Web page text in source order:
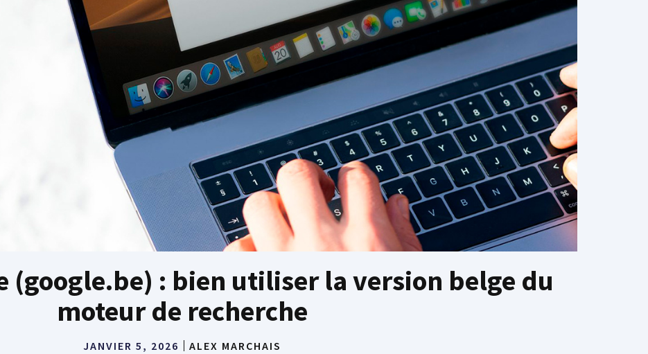
(google.be) : bien utiliser la version belge du
moteur de recherche
JANVIER 5, 2026 ALEX MARCHAIS